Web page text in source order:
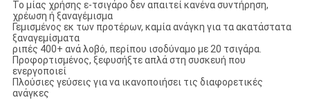
Το μίας χρήσης ε-τσιγάρο δεν απαιτεί κανένα συντήρηση,
χρέωση ή ξαναγέμισμα
Γεμισμένος εκ των προτέρων, καμία ανάγκη για τα ακατάστατα
ξαναγεμίσματα
ριπές 400+ ανά λοβό, περίπου ισοδύναμο με 20 τσιγάρα.
Προφορτισμένος, ξεφυσήξτε απλά στη συσκευή που
ενεργοποιεί
Πλούσιες γεύσεις για να ικανοποιήσει τις διαφορετικές
ανάγκες